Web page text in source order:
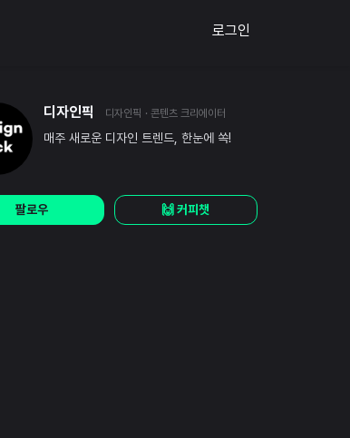
로그인
디자인픽 디자인픽 · 콘텐츠 크리에이터
매주 새로운 디자인 트렌드, 한눈에 쏙!
팔로우 🙌 커피챗